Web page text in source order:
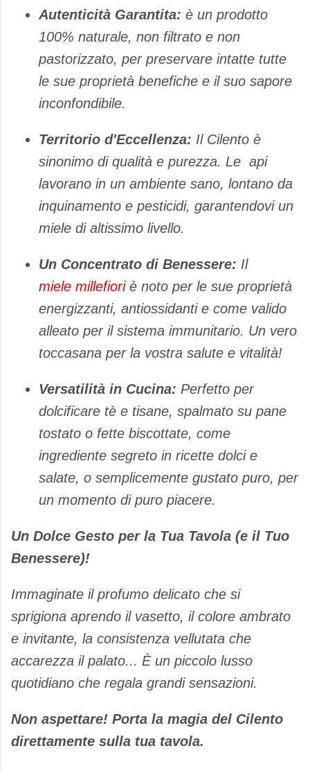
Autenticità Garantita: è un prodotto
100% naturale, non filtrato e non
pastorizzato, per preservare intatte tutte
le sue proprietà benefiche e il suo sapore
inconfondibile.
Territorio d'Eccellenza: Il Cilento è
sinonimo di qualità e purezza. Le api
lavorano in un ambiente sano, lontano da
inquinamento e pesticidi, garantendovi un
miele di altissimo livello.
Un Concentrato di Benessere: Il
miele millefioriè noto per le sue proprietà
energizzanti, antiossidanti e come valido
alleato per il sistema immunitario. Un vero
toccasana per la vostra salute e vitalità!
Versatilità in Cucina: Perfetto per
dolcificare tè e tisane, spalmato su pane
tostato o fette biscottate, come
ingrediente segreto in ricette dolci e
salate, o semplicemente gustato puro, per
un momento di puro piacere.
Un Dolce Gesto per la Tua Tavola (e il Tuo
Benessere)!
Immaginate il profumo delicato che si
sprigiona aprendo il vasetto, il colore ambrato
e invitante, la consistenza vellutata che
accarezza il palato... È un piccolo lusso
quotidiano che regala grandi sensazioni.
Non aspettare! Porta la magia del Cilento
direttamente sulla tua tavola.